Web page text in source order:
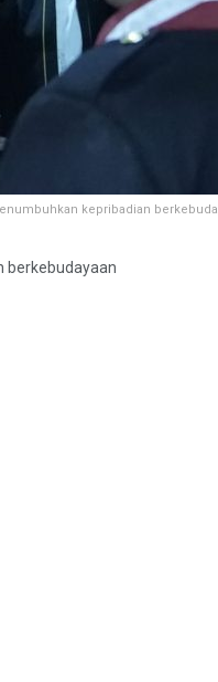
kepribadian
berkebudayaan